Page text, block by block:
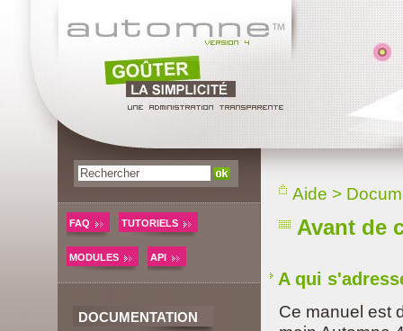
FAQ TUTORIELS
MODULES API
DOCUMENTATION
Aide >
Avant de
A qui
Ce manuel est